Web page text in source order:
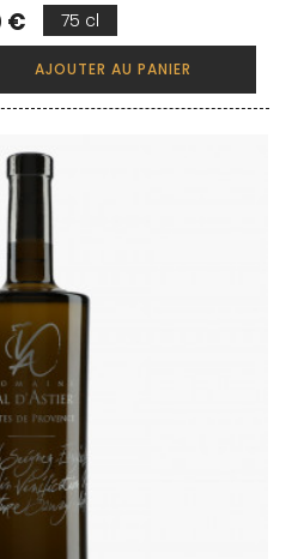
€ 75 cl
AJOUTER AU PANIER